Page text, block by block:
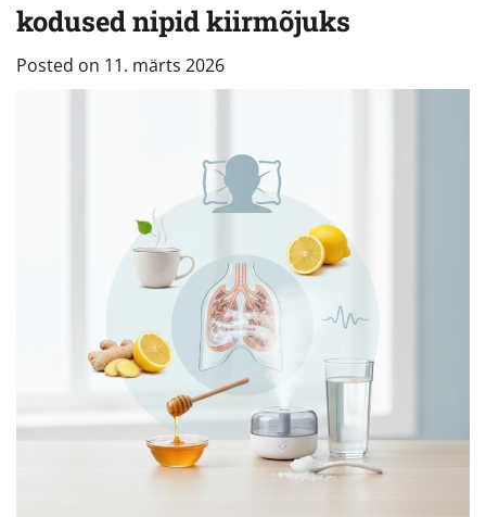
kodused nipid kiirmõjuks
Posted on 11. märts 2026